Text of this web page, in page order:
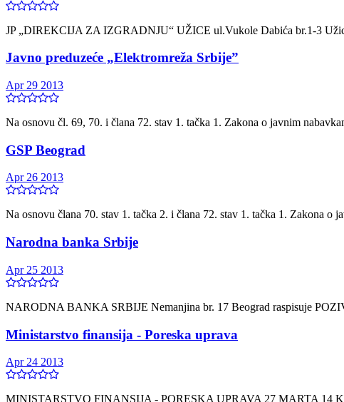
JP „DIREKCIJA ZA IZGRADNJU“ UŽICE ul.Vukole Dabića br.1-3
Javno preduzeće „Elektromreža Srbije”
Apr 29 2013
Na osnovu čl. 69, 70. i člana 72. stav 1. tačka 1. Zakona o javnim
GSP Beograd
Apr 26 2013
Na osnovu člana 70. stav 1. tačka 2. i člana 72. stav 1. tačka 1. Zakona o
Narodna banka Srbije
Apr 25 2013
NARODNA BANKA SRBIJE Nemanjina br. 17 Beograd raspisuje
Ministarstvo finansija - Poreska uprava
Apr 24 2013
MINISTARSTVO FINANSIJA - PORESKA UPRAVA 27 MARTA 14